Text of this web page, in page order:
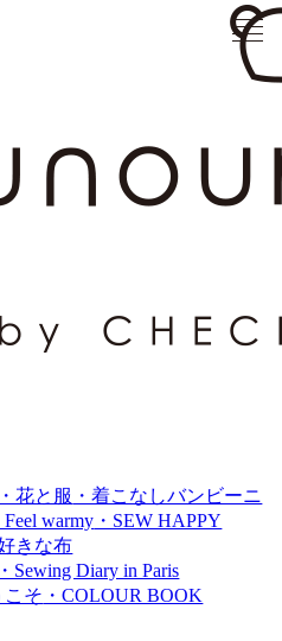
・花と服 ・着こなしバンビーニ
Feel warmy ・SEW HAPPY
きな布
・Sewing Diary in Paris
こそ ・COLOUR BOOK